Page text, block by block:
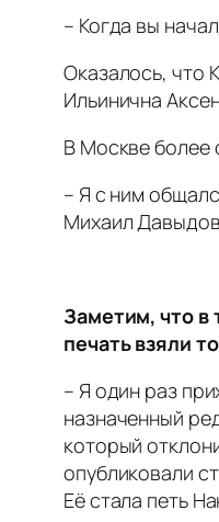
– Когда вы
Оказалось, что
Ильинична
В Москве более
– Я с ним
Михаил
Заметим, что в
печать взяли
– Я один раз
назначенный
который
опубликовали
Её стала петь